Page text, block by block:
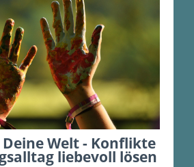
Welt - Konflikte
liebevoll lösen